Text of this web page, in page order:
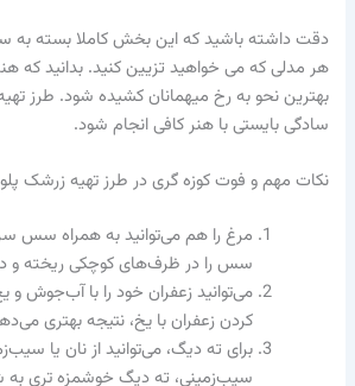
دقت داشته باشید که این بخش کاملا بسته
هر مدلی که می خواهید تزیین کنید. بدانید که
بهترین نحو به رخ میهمانان کشیده شود. طرز
سادگی بایستی با هنر کافی انجام شود.
نکات مهم و فوت کوزه گری در طرز تهیه زرشک پلو
مرغ را هم می‌توانید به همراه سس
سس را در ظرف‌های کوچکی ریخته و در
می‌توانید زعفران خود را با آب‌جوش و
کردن زعفران با یخ، نتیجه بهتری
برای ته دیگ، می‌توانید از نان یا
سیب‌زمینی، ته دیگ خوشمزه‌ تری